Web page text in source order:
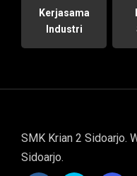
Kerjasama
Industri
SMK Krian 2 Sidoarjo.
Sidoarjo.